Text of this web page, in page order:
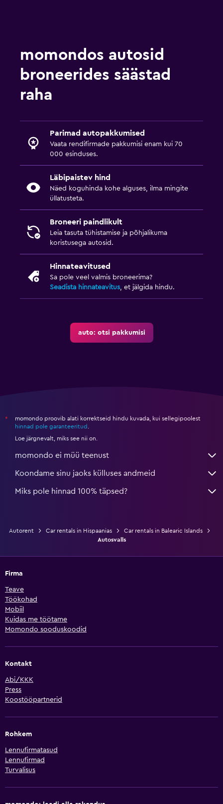
momondos autosid
broneerides säästad
raha
Parimad autopakkumised
Vaata rendifirmade pakkumisi enam kui 70
000 esinduses.
Läbipaistev hind
Näed koguhinda kohe alguses, ilma mingite
üllatusteta.
Broneeri paindlikult
Leia tasuta tühistamise ja põhjalikuma
koristusega autosid.
Hinnateavitused
Sa pole veel valmis broneerima?
Seadista hinnateavitus, et jälgida hindu.
auto: otsi pakkumisi
*
momondo proovib alati korrektseid hindu kuvada, kui sellegipoolest
hinnad pole garanteeritud .
Loe järgnevalt, miks see nii on.
momondo ei müü teenust
Koondame sinu jaoks külluses andmeid
Miks pole hinnad 100% täpsed?
Autorent Car rentals in Hispaanias
Car rentals in Balearic Islands
Autosvalls
Firma
Teave
Töökohad
Mobiil
Kuidas me töötame
Momondo sooduskoodid
Kontakt
Abi/KKK
Press
Koostööpartnerid
Rohkem
Lennufirmatasud
Lennufirmad
Turvalisus